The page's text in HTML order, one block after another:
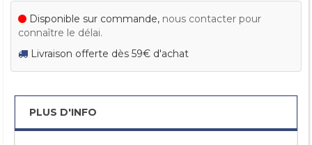
Disponible sur commande, nous contacter pour
connaître le délai.
Livraison offerte dès 59€ d'achat
PLUS D'INFO